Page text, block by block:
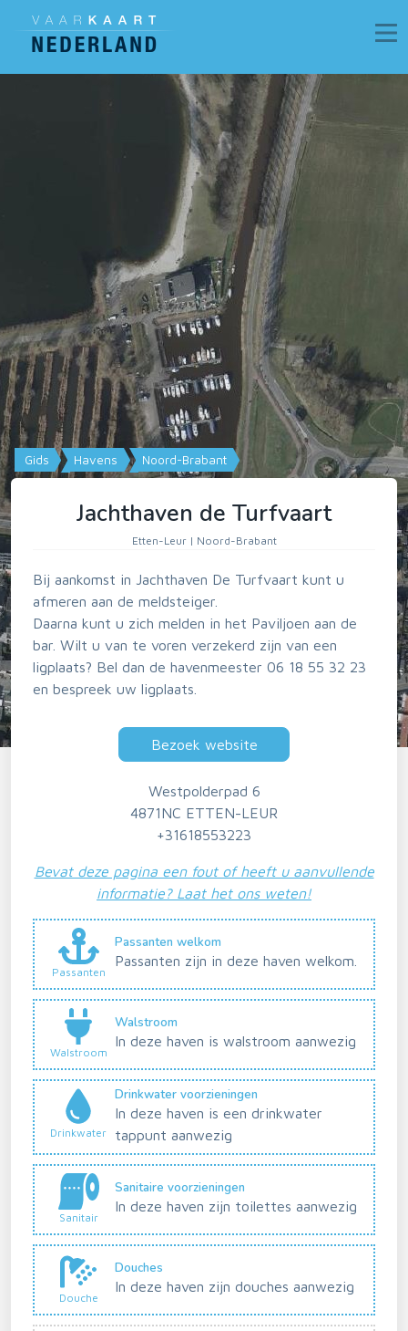
Gids Havens Noord-Brabant
Jachthaven de Turfvaart
Etten-Leur | Noord-Brabant
Bij aankomst in Jachthaven De Turfvaart kunt u
afmeren aan de meldsteiger.
Daarna kunt u zich melden in het Paviljoen aan de
bar. Wilt u van te voren verzekerd zijn van een
ligplaats? Bel dan de havenmeester 06 18 55 32 23
en bespreek uw ligplaats.
Bezoek website
Westpolderpad 6
4871NC ETTEN-LEUR
+31618553223
Bevat deze pagina een fout of heeft u aanvullende
informatie? Laat het ons weten!
Passanten
Passanten welkom
Passanten zijn in deze haven welkom.
Walstroom
Walstroom
In deze haven is walstroom aanwezig
Drinkwater
Drinkwater voorzieningen
In deze haven is een drinkwater
tappunt aanwezig
Sanitair
Sanitaire voorzieningen
In deze haven zijn toilettes aanwezig
Douche
Douches
In deze haven zijn douches aanwezig